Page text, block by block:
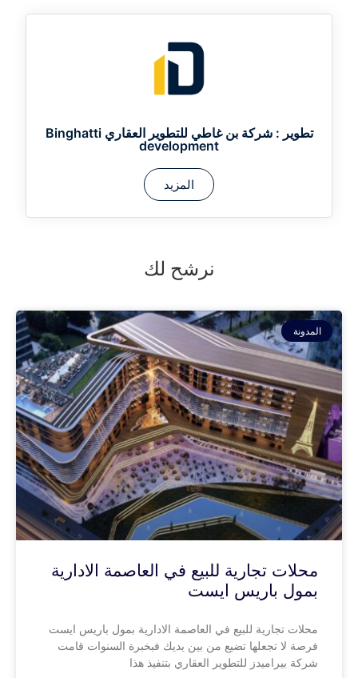
تطوير :
شركة بن غاطي للتطوير العقاري Binghatti
development
المزيد
نرشح لك
المدونة
محلات تجارية للبيع في العاصمة الادارية
بمول باريس ايست
محلات تجارية للبيع في العاصمة الادارية بمول باريس ايست
فرصة لا تجعلها تضيع من بين يديك فبخبرة السنوات قامت
شركة بيراميدز للتطوير العقاري بتنفيذ هذا